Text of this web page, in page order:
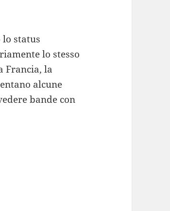
status
lo stesso
Francia, la
alcune
bande con